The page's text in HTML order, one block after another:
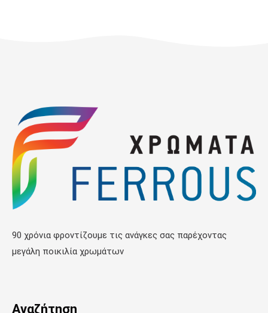
90 χρόνια φροντίζουμε τις ανάγκες σας παρέχοντας
μεγάλη ποικιλία χρωμάτων
Αναζήτηση